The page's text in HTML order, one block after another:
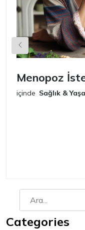
Menopoz
içinde Sağlık &
Categories